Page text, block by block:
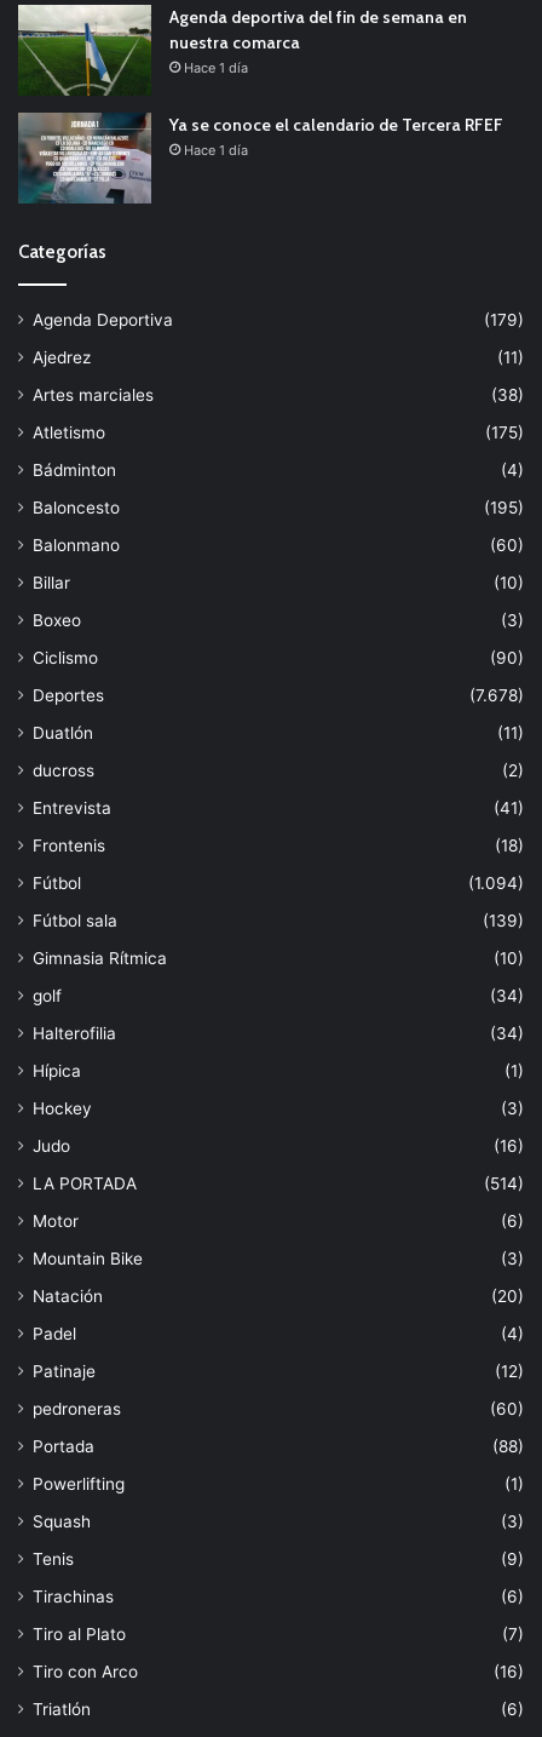
Agenda deportiva del fin de semana en
nuestra comarca
Hace 1 día
Ya se conoce el calendario de Tercera RFEF
Hace 1 día
Categorías
Agenda Deportiva
(179)
Ajedrez
(11)
Artes marciales
(38)
Atletismo
(175)
Bádminton
(4)
Baloncesto
(195)
Balonmano
(60)
Billar
(10)
Boxeo
(3)
Ciclismo
(90)
Deportes
(7.678)
Duatlón
(11)
ducross
(2)
Entrevista
(41)
Frontenis
(18)
Fútbol
(1.094)
Fútbol sala
(139)
Gimnasia Rítmica
(10)
golf
(34)
Halterofilia
(34)
Hípica
(1)
Hockey
(3)
Judo
(16)
LA PORTADA
(514)
Motor
(6)
Mountain Bike
(3)
Natación
(20)
Padel
(4)
Patinaje
(12)
pedroneras
(60)
Portada
(88)
Powerlifting
(1)
Squash
(3)
Tenis
(9)
Tirachinas
(6)
Tiro al Plato
(7)
Tiro con Arco
(16)
Triatlón
(6)